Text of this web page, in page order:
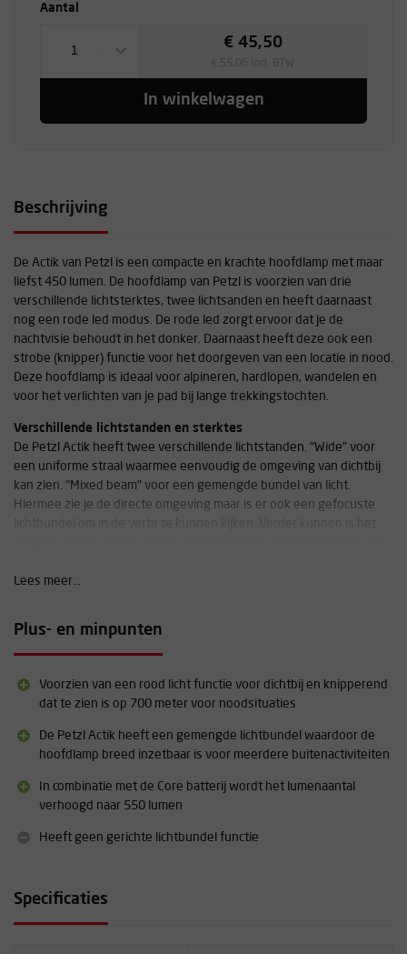
Aantal
1
€ 45,50
In winkelwagen
Beschrijving
De Actik van Petzl is een compacte en krachte hoofdlamp met maar
liefst 450 lumen. De hoofdlamp van Petzl is voorzien van drie
verschillende lichtsterktes, twee lichtsanden en heeft daarnaast
nog een rode led modus. De rode led zorgt ervoor dat je de
nachtvisie behoudt in het donker. Daarnaast heeft deze ook een
strobe (knipper) functie voor het doorgeven van een locatie in nood.
Deze hoofdlamp is ideaal voor alpineren, hardlopen, wandelen en
voor het verlichten van je pad bij lange trekkingstochten.
Verschillende lichtstanden en sterktes
De Petzl Actik heeft twee verschillende lichtstanden. "Wide" voor
een uniforme straal waarmee eenvoudig de omgeving van dichtbij
kan zien. "Mixed beam" voor een gemengde bundel van licht.
Hiermee zie je de directe omgeving maar is er ook een gefocuste
power/burn time balans) en Max Power.
Dankzij het HYBRID-ontwerp kunnen de nieuwe compacte
hoofdlampen van Petzl zowel gebruikt worden met de CORE-
en flexibele oplossing waarmee de gebruiker kan profiteren van elk
van deze energiebronnen, afhankelijk van het gebruik. Daarnaast
zorgt de Core batterij voor een
100 lumen wanneer deze
gebruikt wordt in plaats van de AAA / LR 03-batterijen. De CORE
oplaadbare batterij wordt aangeraden voor frequent tot intensief
gebruik. Daar waar de AAA / LR 03-batterijen geadviseerd worden
voor minder frequet of incidenteel gebruik.
Aanvullende informatie
Bereik: 100 m
Batterijen: 3x AAA/LR03
Lees meer...
Plus- en minpunten
Voorzien van een rood licht functie voor dichtbij en knipperend
dat te zien is op 700 meter voor noodsituaties
De Petzl Actik heeft een gemengde lichtbundel waardoor de
hoofdlamp breed inzetbaar is voor meerdere buitenactiviteiten
In combinatie met de Core batterij wordt het lumenaantal
verhoogd naar 550 lumen
Heeft geen gerichte lichtbundel functie
Specificaties